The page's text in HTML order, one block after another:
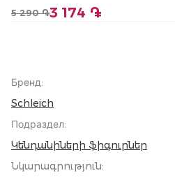
5 290 ֏3 174 ֏
Бренд:
Schleich
Подраздел:
Կենդանիների ֆիգուրներ
Նկարագրություն: